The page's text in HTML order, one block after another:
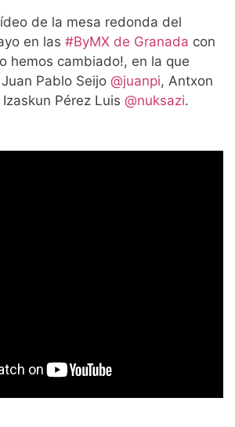
de la mesa redonda del
en las #ByMX de Granada con
hemos cambiado!, en la que
Pablo Seijo @juanpi, Antxon
Izaskun Pérez Luis @nuksazi.